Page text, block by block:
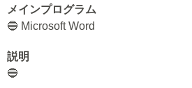
メインプログラム
🔵 Microsoft Word
説明
🔵